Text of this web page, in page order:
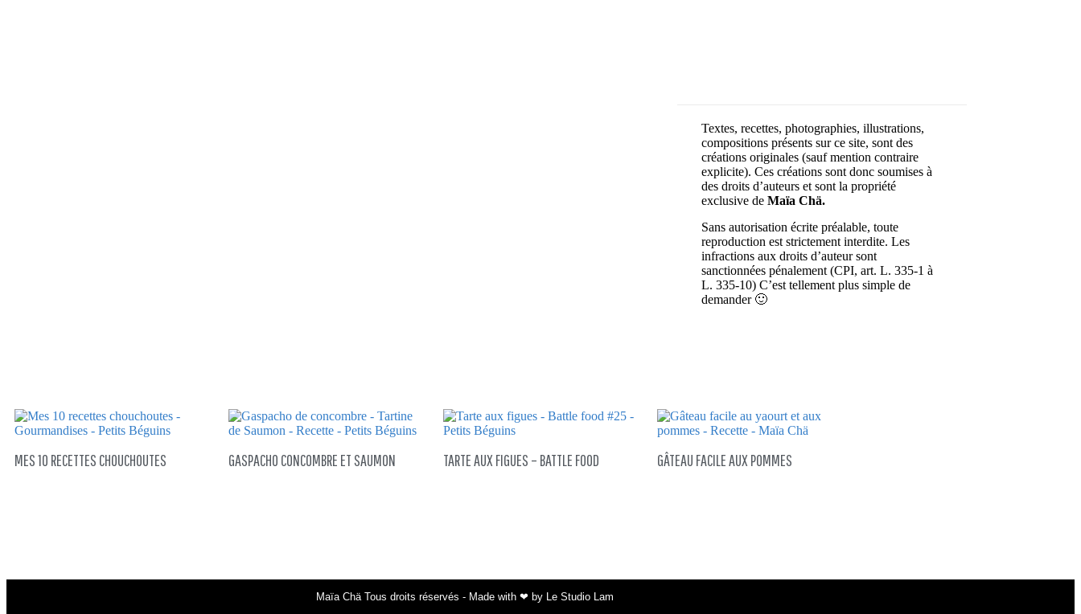
Textes, recettes, photographies, illustrations,
compositions présents sur ce site, sont des
créations originales (sauf mention contraire
explicite). Ces créations sont donc soumises à
des droits d’auteurs et sont la propriété
exclusive de Maïa Chä.
Sans autorisation écrite préalable, toute
reproduction est strictement interdite. Les
infractions aux droits d’auteur sont
sanctionnées pénalement (CPI, art. L. 335-1 à
L. 335-10) C’est tellement plus simple de
demander 🙂
MES 10 RECETTES CHOUCHOUTES GASPACHO CONCOMBRE ET SAUMON TARTE AUX FIGUES – BATTLE FOOD GÂTEAU FACILE AUX POMMES
Maïa Chä Tous droits réservés - Made with ❤ by Le Studio Lam